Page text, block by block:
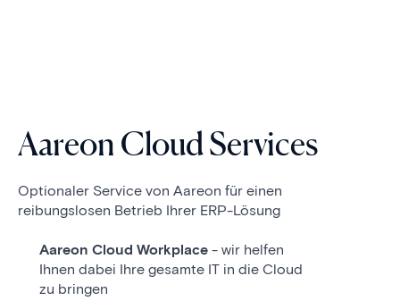
Aareon Cloud Services
Optionaler Service von Aareon für einen
reibungslosen Betrieb Ihrer ERP-Lösung
Aareon Cloud Workplace - wir helfen
Ihnen dabei Ihre gesamte IT in die Cloud
zu bringen